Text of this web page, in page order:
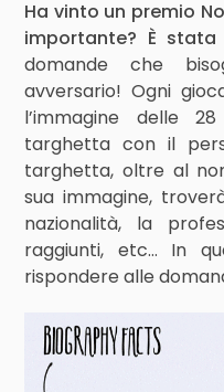
Ha vinto un premio
importante? È stata
domande che
avversario! Ogni
l’immagine delle
targhetta con il
targhetta, oltre al
sua immagine,
nazionalità, la
raggiunti, etc… In
rispondere alle